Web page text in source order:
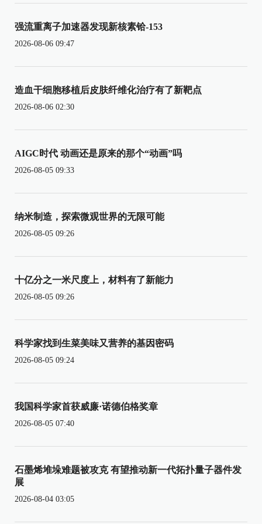
强流重离子加速器发现新核素铪-153
2026-08-06 09:47
造血干细胞移植后皮肤纤维化治疗有了新靶点
2026-08-06 02:30
AIGC时代 动画还是原来的那个“动画”吗
2026-08-05 09:33
纳米制造，探索微观世界的无限可能
2026-08-05 09:26
十亿分之一米尺度上，材料有了新能力
2026-08-05 09:26
科学家找到生菜美味又营养的基因密码
2026-08-05 09:24
我国科学家首获威廉·诺德伯格奖章
2026-08-05 07:40
石墨烯堆垛难题被攻克 有望推动新一代拓扑量子器件发
展
2026-08-04 03:05